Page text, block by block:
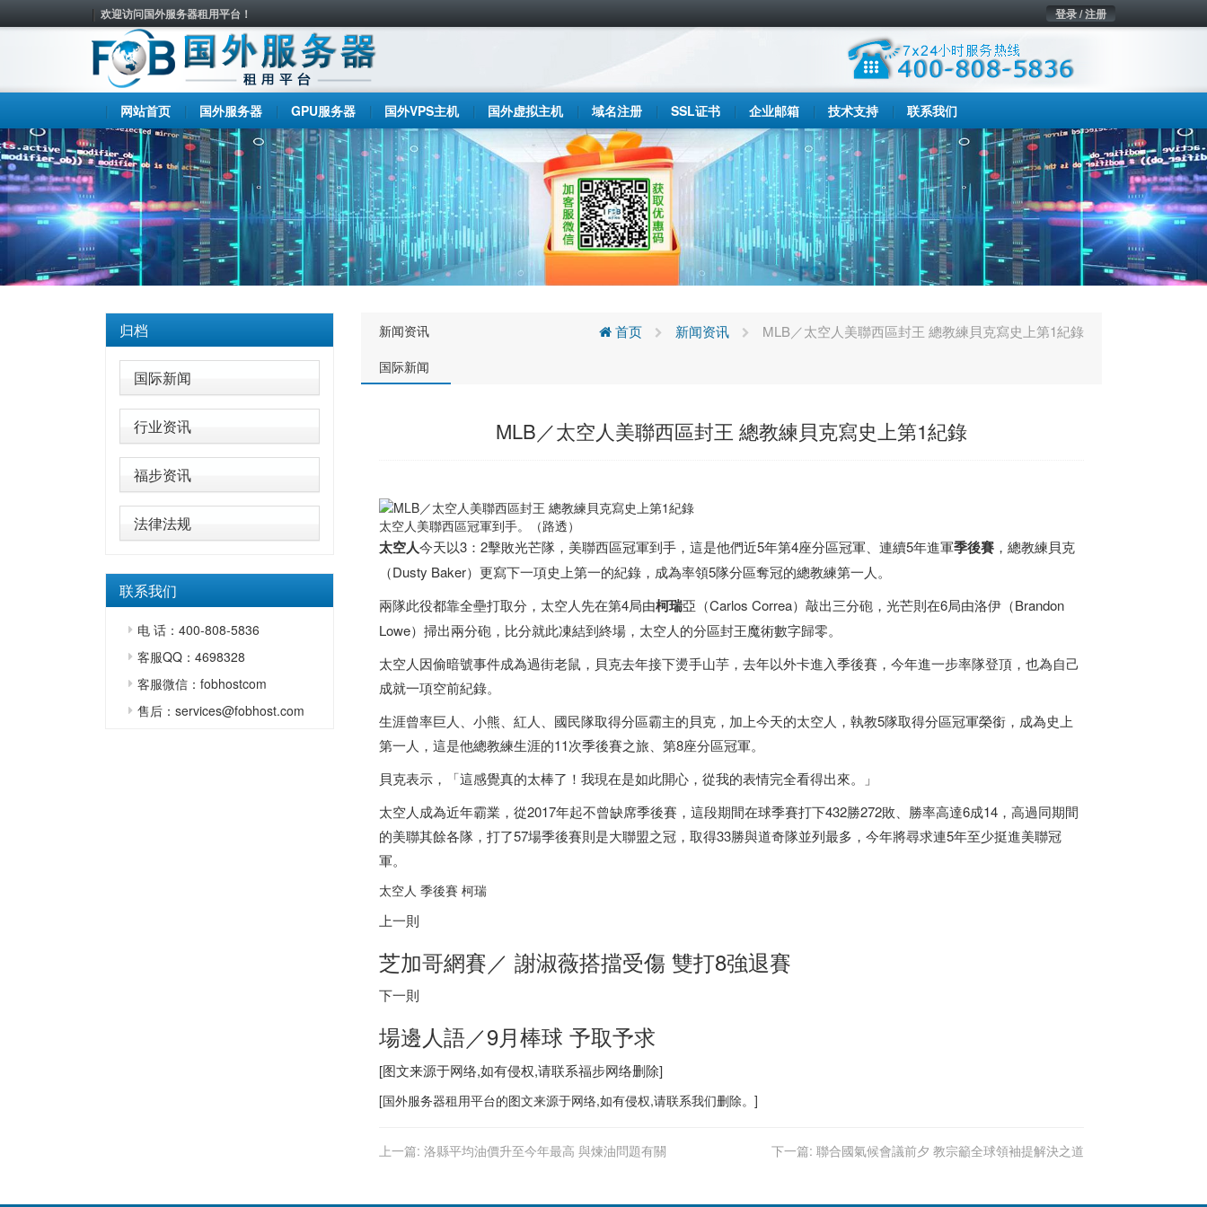
欢迎访问国外服务器租用平台！ 登录 / 注册
网站首页 国外服务器 GPU服务器 国外VPS主机 国外虚拟主机 域名注册 SSL证书 企业邮箱 技术支持 联系我们
归档
国际新闻
行业资讯
福步资讯
法律法规
联系我们
电 话：400-808-5836
客服QQ：4698328
客服微信：fobhostcom
售后：services@fobhost.com
新闻资讯
国际新闻
首页 新闻资讯 MLB／太空人美聯西區封王 總教練貝克寫史上第1紀錄
MLB／太空人美聯西區封王 總教練貝克寫史上第1紀錄
太空人美聯西區冠軍到手。（路透）
太空人今天以3：2擊敗光芒隊，美聯西區冠軍到手，這是他們近5年第4座分區冠軍、連續5年進軍季後賽 ，總教練貝克
（Dusty Baker）更寫下一項史上第一的紀錄，成為率領5隊分區奪冠的總教練第一人。
兩隊此役都靠全壘打取分，太空人先在第4局由柯瑞亞（Carlos Correa）敲出三分砲，光芒則在6局由洛伊（Brandon
Lowe）掃出兩分砲，比分就此凍結到終場，太空人的分區封王魔術數字歸零。
太空人因偷暗號事件成為過街老鼠，貝克去年接下燙手山芋，去年以外卡進入季後賽，今年進一步率隊登頂，也為自己
成就一項空前紀錄。
生涯曾率巨人、小熊、紅人、國民隊取得分區霸主的貝克，加上今天的太空人，執教5隊取得分區冠軍榮銜，成為史上
第一人，這是他總教練生涯的11次季後賽之旅、第8座分區冠軍。
貝克表示，「這感覺真的太棒了！我現在是如此開心，從我的表情完全看得出來。」
太空人成為近年霸業，從2017年起不曾缺席季後賽，這段期間在球季賽打下432勝272敗、勝率高達6成14，高過同期間
的美聯其餘各隊，打了57場季後賽則是大聯盟之冠，取得33勝與道奇隊並列最多，今年將尋求連5年至少挺進美聯冠
軍。
太空人 季後賽 柯瑞
上一則
芝加哥網賽／ 謝淑薇搭擋受傷 雙打8強退賽
下一則
場邊人語／9月棒球 予取予求
[图文来源于网络,如有侵权,请联系福步网络删除]
[国外服务器租用平台的图文来源于网络,如有侵权,请联系我们删除。]
上一篇: 洛縣平均油價升至今年最高 與煉油問題有關 下一篇: 聯合國氣候會議前夕 教宗籲全球領袖提解決之道